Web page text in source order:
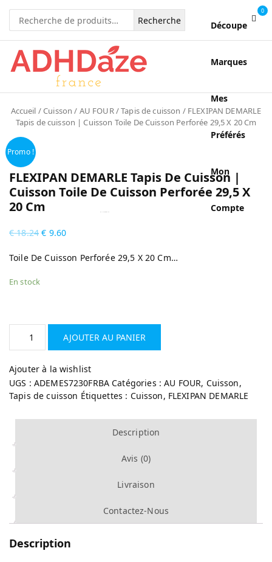
Recherche
pour :
0
Découpe
Marques
Mes
Préférés
Mon
Compte
Accueil /Cuisson / AU FOUR/Tapis de cuisson / FLEXIPAN DEMARLE
Tapis de cuisson | Cuisson Toile De Cuisson Perforée 29,5 X 20 Cm
Promo !
FLEXIPAN DEMARLE Tapis De Cuisson |
Cuisson Toile De Cuisson Perforée 29,5 X
20 Cm
€18.24 € 9.60
Toile De Cuisson Perforée 29,5 X 20 Cm…
En stock
AJOUTER AU PANIER
Ajouter à la wishlist
UGS : ADEMES7230FRBA Catégories :AU FOUR, Cuisson,
Tapis de cuisson Étiquettes : Cuisson, FLEXIPAN DEMARLE
Description
Avis (0)
Livraison
Contactez-Nous
Description